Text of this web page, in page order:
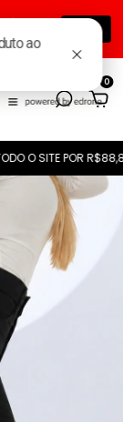
: 40
Min(s)
08.08
0
SITE POR R$88,88*